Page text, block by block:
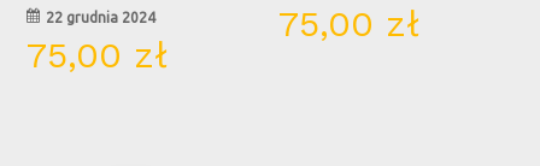
22 grudnia 2024
75,00 zł
75,00 zł